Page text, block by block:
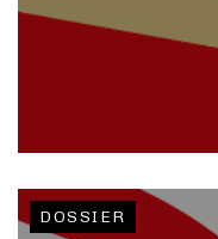
DOSSIER